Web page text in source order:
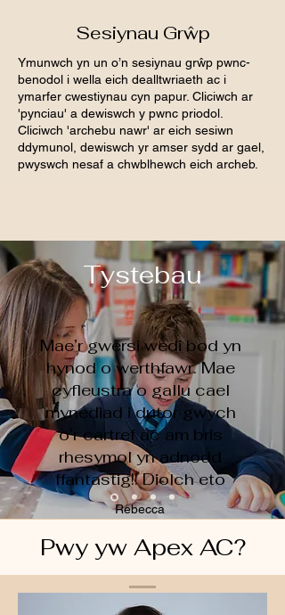
Sesiynau Grŵp
Ymunwch yn un o’n sesiynau grŵp pwnc-
benodol i wella eich dealltwriaeth ac i
ymarfer cwestiynau cyn papur. Cliciwch ar
'pynciau' a dewiswch y pwnc priodol.
Cliciwch 'archebu nawr' ar eich sesiwn
ddymunol, dewiswch yr amser sydd ar gael,
pwyswch nesaf a chwblhewch eich archeb.
Tystebau
Mae’r gwersi wedi bod yn
hynod o werthfawr. Mae
cyfleustra o gallu cael
mynediad i dutor gwych
o’r cartref ac am bris
rhesymol yn adnodd
ffantastig!! Diolch eto
Rebecca
Pwy yw Apex AC?